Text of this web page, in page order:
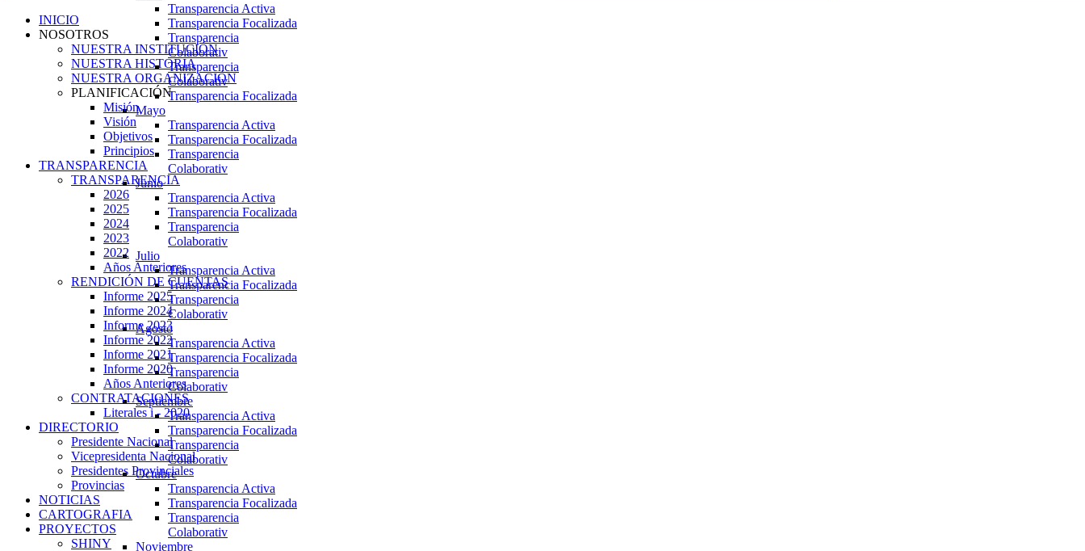
Transparencia Activa
Transparencia Focalizada
Transparencia
Colaborativ
Transparencia
Colaborativ
Transparencia Focalizada
Mayo
Transparencia Activa
Transparencia Focalizada
Transparencia
Colaborativ
Junio
Transparencia Activa
Transparencia Focalizada
Transparencia
Colaborativ
Julio
Transparencia Activa
Transparencia Focalizada
Transparencia
Colaborativ
Agosto
Transparencia Activa
Transparencia Focalizada
Transparencia
Colaborativ
Septiembre
Transparencia Activa
Transparencia Focalizada
Transparencia
Colaborativ
Octubre
Transparencia Activa
Transparencia Focalizada
Transparencia
Colaborativ
Noviembre
INICIO
NOSOTROS
NUESTRA INSTITUCIÓN
NUESTRA HISTORIA
NUESTRA ORGANIZACIÓN
PLANIFICACIÓN
Misión
Visión
Objetivos
Principios
TRANSPARENCIA
TRANSPARENCIA
2026
2025
2024
2023
2022
Años Anteriores
RENDICIÓN DE CUENTAS
Informe 2025
Informe 2024
Informe 2023
Informe 2022
Informe 2021
Informe 2020
Años Anteriores
CONTRATACIONES
Literales i - 2020
DIRECTORIO
Presidente Nacional
Vicepresidenta Nacional
Presidentes Provinciales
Provincias
NOTICIAS
CARTOGRAFIA
PROYECTOS
SHINY